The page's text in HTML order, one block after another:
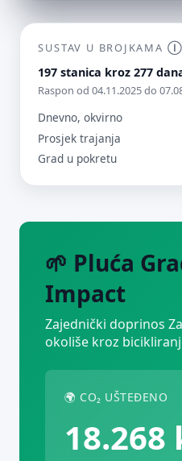
SUSTAV U BROJKAMA Ⓘ
197 stanica kroz 277
Raspon od 04.11.2025 do
Dnevno, okvirno
Prosjek trajanja
Grad u pokretu
🌱 Pluća
Impact
Zajednički doprinos
okoliše kroz
🌍 CO₂ UŠTEĐENO
18.268